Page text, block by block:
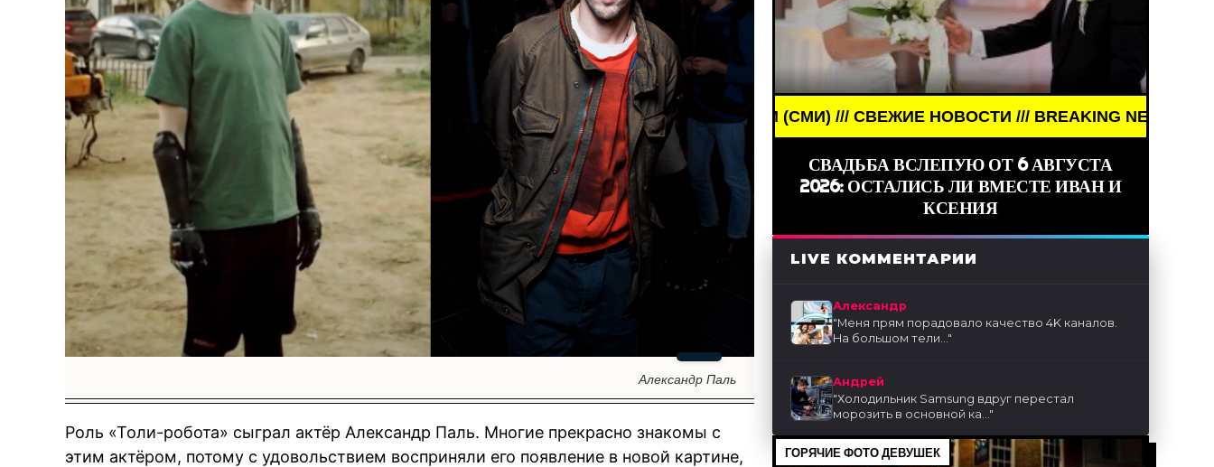
Александр Паль
Роль «Толи-робота» сыграл актёр Александр Паль. Многие прекрасно знакомы с
этим актёром, потому с удовольствием восприняли его появление в новой картине,
BREAKING NEWS /// НОВОСТИ (СМИ) /// СВЕЖИЕ НОВОСТИ /// BREAKING NEWS /// НОВОСТИ (СМИ) ///
СВАДЬБА ВСЛЕПУЮ ОТ 6 АВГУСТА
2026: ОСТАЛИСЬ ЛИ ВМЕСТЕ ИВАН И
КСЕНИЯ
LIVE КОММЕНТАРИИ
Александр
"Меня прям порадовало качество 4K каналов.
На большом тели..."
Андрей
"Холодильник Samsung вдруг перестал
морозить в основной ка..."
ГОРЯЧИЕ ФОТО ДЕВУШЕК